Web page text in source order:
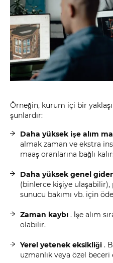
Örneğin, kurum içi bir
şunlardır:
Daha yüksek işe alım
almak zaman ve ekstra
maaş oranlarına bağlı
Daha yüksek genel
(binlerce kişiye
sunucu bakımı vb. için
Zaman kaybı . İşe alım
olabilir.
Yerel yetenek eksikliği .
uzmanlık veya özel